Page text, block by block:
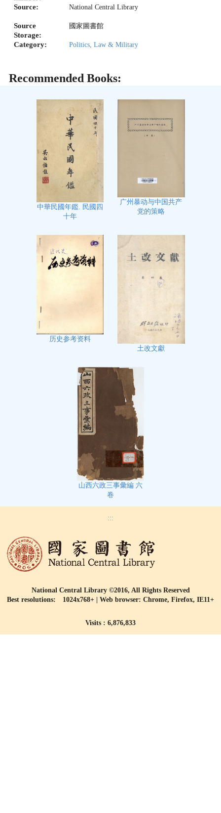
Source: National Central Library
Source
Storage:
國家圖書館
Category: Politics, Law & Military
Recommended Books:
中華民國年鑑. 民國四
十年
广州暴动与中国共产
党的策略
历史参考资料
土改文獻
山西六政三事彙編 六
卷
:::
National Central Library ©2016, All Rights Reserved
Best resolutions: 1024x768+ | Web browser: Chrome, Firefox, IE11+
Visits : 6,876,833